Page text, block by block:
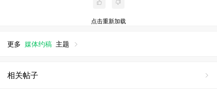
点击重新加载
更多 媒体约稿 主题
相关帖子